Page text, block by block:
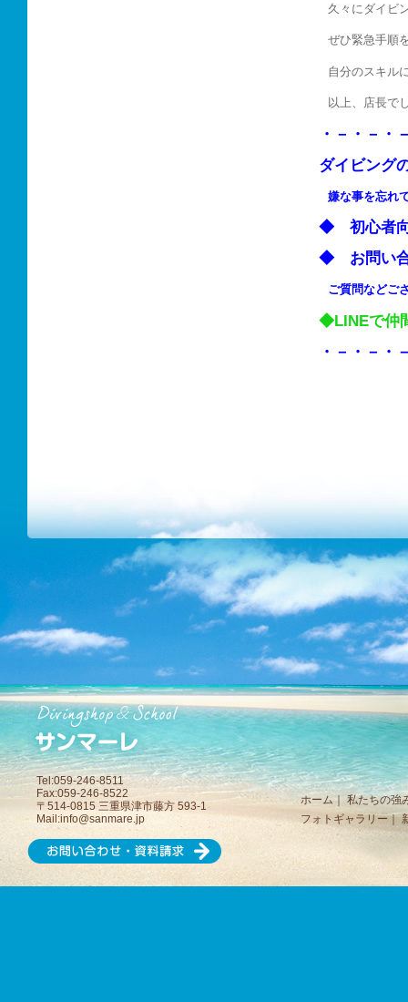
久々にダイビ
ぜひ緊急手順
自分のスキル
以上、店長で
・－・－・
ダイビング
嫌な事を忘れ
◆ 初心
◆ お問い
ご質問などご
◆LINEで
・－・－・
Tel:059-246-8511
Fax:059-246-8522
〒514-0815 三重県津市藤方 593-1
Mail:info@sanmare.jp
ホーム
私たちの強
フォトギャラリー｜